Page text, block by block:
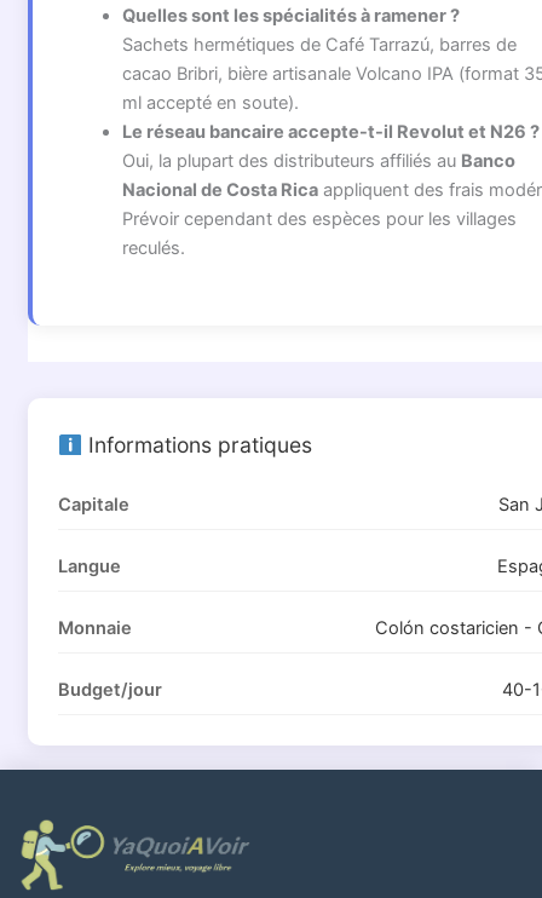
Quelles sont les spécialités à ramener ?
Sachets hermétiques de Café Tarrazú, barres de
cacao Bribri, bière artisanale Volcano IPA (format
ml accepté en soute).
Le réseau bancaire accepte-t-il Revolut et N26 ?
Oui, la plupart des distributeurs affiliés au Banco
Nacional de Costa Ricaappliquent des frais
Prévoir cependant des espèces pour les villages
reculés.
Informations pratiques
Capitale San
Langue
Monnaie Colón costaricien -
Budget/jour 40-